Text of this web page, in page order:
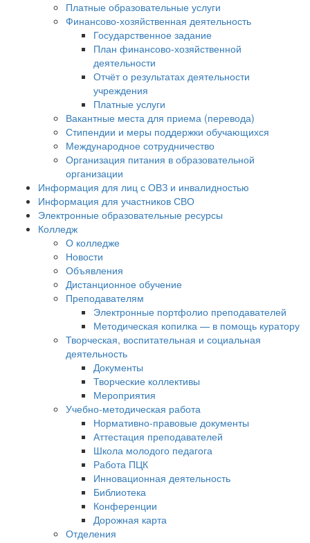
Платные образовательные услуги
Финансово-хозяйственная деятельность
Государственное задание
План финансово-хозяйственной
деятельности
Отчёт о результатах деятельности
учреждения
Платные услуги
Вакантные места для приема (перевода)
Стипендии и меры поддержки обучающихся
Международное сотрудничество
Организация питания в образовательной
организации
Информация для лиц с ОВЗ и инвалидностью
Информация для участников СВО
Электронные образовательные ресурсы
Колледж
О колледже
Новости
Объявления
Дистанционное обучение
Преподавателям
Электронные портфолио преподавателей
Методическая копилка — в помощь куратору
Творческая, воспитательная и социальная
деятельность
Документы
Творческие коллективы
Мероприятия
Учебно-методическая работа
Нормативно-правовые документы
Аттестация преподавателей
Школа молодого педагога
Работа ПЦК
Инновационная деятельность
Библиотека
Конференции
Дорожная карта
Отделения